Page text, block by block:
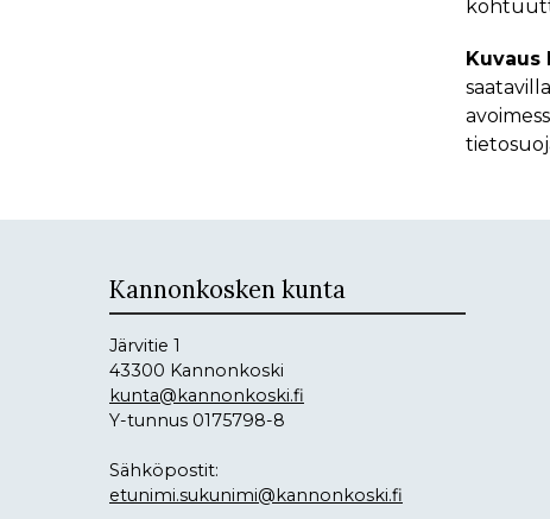
Kannonkosken kunta
Järvitie 1
43300 Kannonkoski
kunta@kannonkoski.fi
Y-tunnus 0175798-8
Sähköpostit:
etunimi.sukunimi@kannonkoski.fi